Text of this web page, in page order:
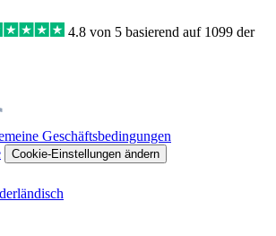
4.8 von 5 basierend auf 1099 der
Geschäftsbedingungen
Cookie-Einstellungen ändern